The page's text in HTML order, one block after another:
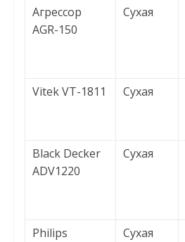
Агрессор
AGR-150
Сухая
Vitek VT-1811
Сухая
Black Decker
ADV1220
Сухая
Philips
Сухая